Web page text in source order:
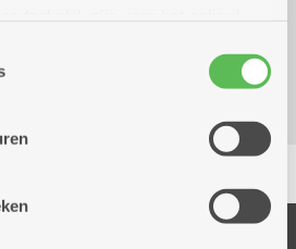
toestemming nodig. Sommige
door derde partijen die een
gebruik van onze
combineren met andere
Romanza